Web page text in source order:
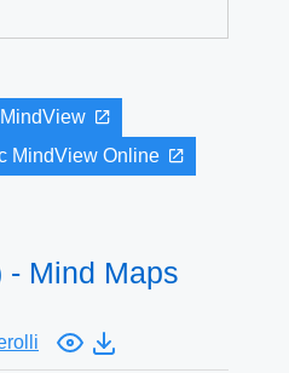
MindView Online
- Mind Maps